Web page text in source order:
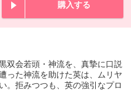
購入する
双会若頭・神流を、真摯に口説
った神流を助けた英は、ムリヤ
。拒みつつも、英の強引なプロ